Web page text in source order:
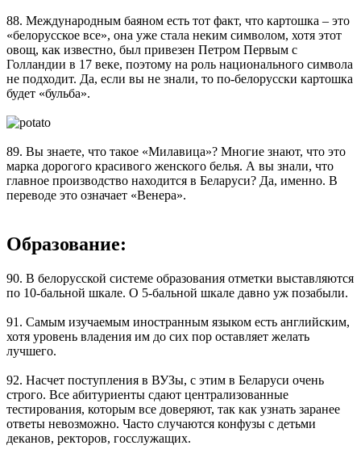
88. Международным баяном есть тот факт, что картошка – это
«белорусское все», она уже стала неким символом, хотя этот
овощ, как известно, был привезен Петром Первым с
Голландии в 17 веке, поэтому на роль национального символа
не подходит. Да, если вы не знали, то по-белорусски картошка
будет «бульба».
89. Вы знаете, что такое «Милавица»? Многие знают, что это
марка дорогого красивого женского белья. А вы знали, что
главное производство находится в Беларуси? Да, именно. В
переводе это означает «Венера».
Образование:
90. В белорусской системе образования отметки выставляются
по 10-бальной шкале. О 5-бальной шкале давно уж позабыли.
91. Самым изучаемым иностранным языком есть английским,
хотя уровень владения им до сих пор оставляет желать
лучшего.
92. Насчет поступления в ВУЗы, с этим в Беларуси очень
строго. Все абитуриенты сдают централизованные
тестирования, которым все доверяют, так как узнать заранее
ответы невозможно. Часто случаются конфузы с детьми
деканов, ректоров, госслужащих.